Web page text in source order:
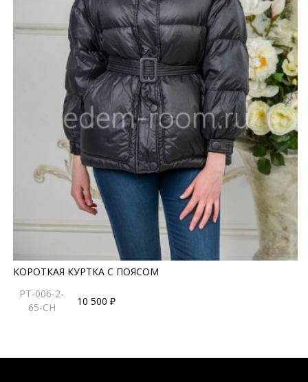
КОРОТКАЯ КУРТКА С ПОЯСОМ
PT-006-2-
65-CH
10 500 ₽